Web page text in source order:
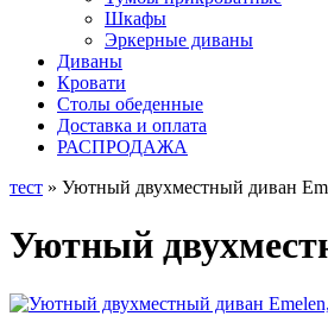
Шкафы
Эркерные диваны
Диваны
Кровати
Столы обеденные
Доставка и оплата
РАСПРОДАЖА
тест » Уютный двухместный диван
Уютный